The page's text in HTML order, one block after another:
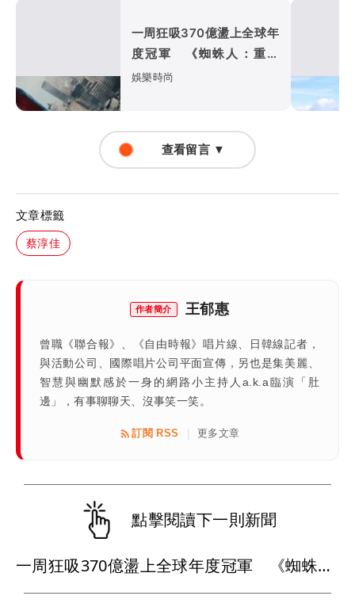
一周狂吸370億盪上全球年
度冠軍 《蜘蛛人：重生
日》如何打敗超級英雄疲
娛樂時尚
查看留言 ▼
文章標籤
蔡淳佳
作者簡介 王郁惠
曾職《聯合報》、《自由時報》唱片線、日韓線記者，
與活動公司、國際唱片公司平面宣傳，另也是集美麗、
智慧與幽默感於一身的網路小主持人a.k.a臨演「肚
邊」，有事聊聊天、沒事笑一笑。
訂閱 RSS | 更多文章
點擊閱讀下一則新聞
一周狂吸370億盪上全球年度冠軍 《蜘蛛人：重生日》如何打敗超級英雄疲乏？